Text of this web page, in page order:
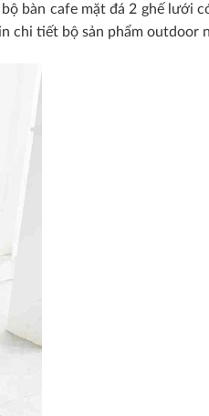
bàn cafe mặt đá 2 ghế lưới
chi tiết bộ sản phẩm outdoor